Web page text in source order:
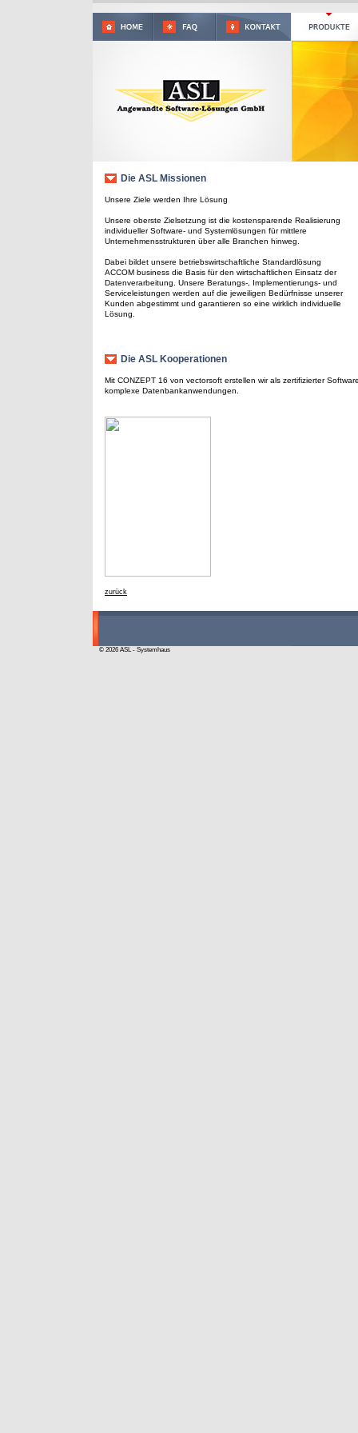
Die ASL Missionen
Unsere Ziele werden Ihre Lösung
Unsere oberste Zielsetzung ist die kostensparende Realisierung
individueller Software- und Systemlösungen für mittlere
Unternehmensstrukturen über alle Branchen hinweg.
Dabei bildet unsere betriebswirtschaftliche Standardlösung
ACCOM business die Basis für den wirtschaftlichen Einsatz der
Datenverarbeitung. Unsere Beratungs-, Implementierungs- und
Serviceleistungen werden auf die jeweiligen Bedürfnisse unserer
Kunden abgestimmt und garantieren so eine wirklich individuelle
Lösung.
Die ASL Kooperationen
Mit CONZEPT 16 von vectorsoft erstellen wir als zertifizierter
komplexe Datenbankanwendungen.
zurück
© 2026 ASL - Systemhaus